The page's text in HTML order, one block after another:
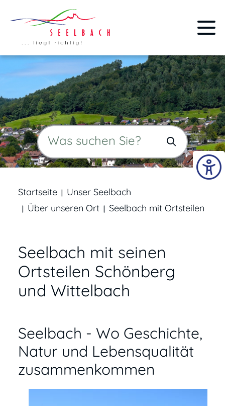
Startseite
Unser Seelbach
Über unseren Ort
Seelbach mit Ortsteilen
Seelbach mit seinen
Ortsteilen Schönberg
und Wittelbach
Seelbach - Wo Geschichte,
Natur und Lebensqualität
zusammenkommen